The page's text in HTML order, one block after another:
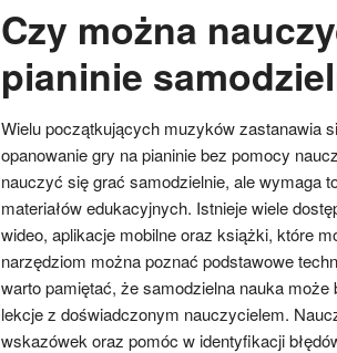
Czy można
pianinie
Wielu początkujących muzyków zastanawia
opanowanie gry na pianinie bez pomocy
nauczyć się grać samodzielnie, ale wymaga
materiałów edukacyjnych. Istnieje wiele
wideo, aplikacje mobilne oraz książki, które
narzędziom można poznać podstawowe
warto pamiętać, że samodzielna nauka
lekcje z doświadczonym nauczycielem.
wskazówek oraz pomóc w identyfikacji